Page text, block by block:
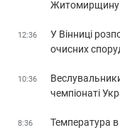
Житомирщину
12:36
У Вінниці
очисних
10:36
чемпіонаті
8:36
Температура в